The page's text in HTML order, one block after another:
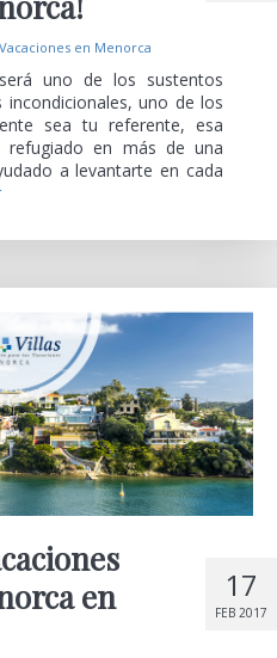
Vacaciones en Menorca
uno de los sustentos
uno de los
sea tu referente, esa
en más de una
a levantarte en cada
17
FEB 2017
en